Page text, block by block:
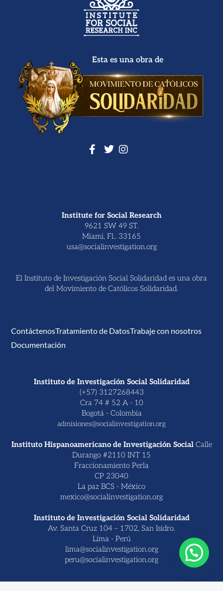
Esta es una obra de
Institute for Social Research
9621 SW 49 ST.
Miami, Fl.. 33165
usa@socialinvestigation.org
El Instituto de Investigación Social Solidaridad es una obra
del Movimiento de Católicos Solidaridad.
ContáctenosTratamiento de DatosTrabaje con nosotros
Documentación
Instituto de Investigación Social Solidaridad
(+57) 3127268443
Cra 74 # 52 A - 10
Bogotá - Colombia
admisiones@socialinvestigation.org
Instituto Hispanoamericano de Investigación Social Calle
Durango #2110 INT 15
Fraccionamiento Perla
CP 23040
La paz BCS - México
mexico@socialinvestigation.org
Instituto de Investigación Social Solidaridad
Av. Santa Cruz 104 – 1702, San Isidro.
Lima - Perú
lima@socialinvestigation.org
peru@socialinvestigation.org